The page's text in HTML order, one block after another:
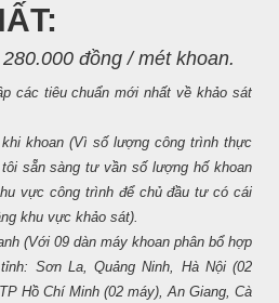
đồng / mét khoan.
các tiêu chuẩn mới nhất về khảo sát
khoan (Vì số lượng công trình thực
sẵn sàng tư vần số lượng hố khoan
vực công trình để chủ đầu tư có cái
khu vực khảo sát).
(Với 09 dàn máy khoan phân bổ hợp
Sơn La, Quảng Ninh, Hà Nội (02
Hồ Chí Minh (02 máy), An Giang, Cà